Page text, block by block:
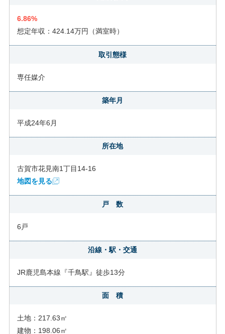
6.86%
想定年収：424.14万円（満室時）
取引態様
専任媒介
築年月
平成24年6月
所在地
古賀市花見南1丁目14-16
地図を見る
戸 数
6戸
沿線・駅・交通
JR鹿児島本線『千鳥駅』徒歩13分
面 積
土地：217.63㎡
建物：198.06㎡